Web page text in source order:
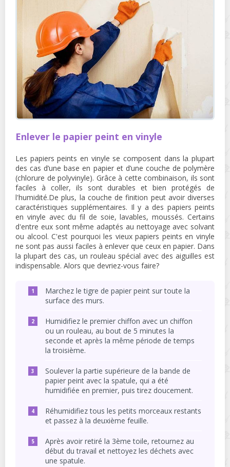
Enlever le papier peint en vinyle
Les papiers peints en vinyle se composent dans la plupart
des cas d’une base en papier et d’une couche de polymère
(chlorure de polyvinyle). Grâce à cette combinaison, ils sont
faciles à coller, ils sont durables et bien protégés de
l'humidité.De plus, la couche de finition peut avoir diverses
caractéristiques supplémentaires. Il y a des papiers peints
en vinyle avec du fil de soie, lavables, moussés. Certains
d'entre eux sont même adaptés au nettoyage avec solvant
ou alcool. C'est pourquoi les vieux papiers peints en vinyle
ne sont pas aussi faciles à enlever que ceux en papier. Dans
la plupart des cas, un rouleau spécial avec des aiguilles est
indispensable. Alors que devriez-vous faire?
Marchez le tigre de papier peint sur toute la
surface des murs.
Humidifiez le premier chiffon avec un chiffon
ou un rouleau, au bout de 5 minutes la
seconde et après la même période de temps
la troisième.
Soulever la partie supérieure de la bande de
papier peint avec la spatule, qui a été
humidifiée en premier, puis tirez doucement.
Réhumidifiez tous les petits morceaux restants
et passez à la deuxième feuille.
Après avoir retiré la 3ème toile, retournez au
début du travail et nettoyez les déchets avec
une spatule.